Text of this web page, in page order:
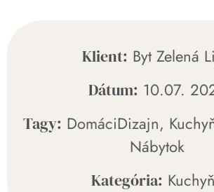
Klient: Byt Zelená
Dátum: 10.07.
Tagy: DomáciDizajn,
Nábytok
Kategória: